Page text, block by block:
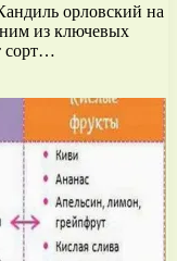
орловский на
из ключевых
сорт…